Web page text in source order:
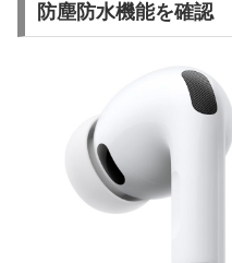
防塵防水機能を確認